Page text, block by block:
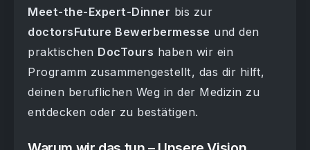
Meet-the-Expert-Dinner bis zur
doctorsFuture Bewerbermesse und den
praktischen DocTours haben wir ein
Programm zusammengestellt, das dir hilft,
deinen beruflichen Weg in der Medizin zu
entdecken oder zu bestätigen.